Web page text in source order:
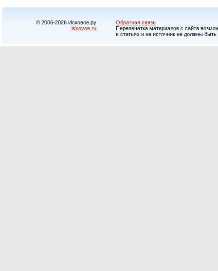
© 2006-2026 Исковое.ру
iskovoe.ru
Обратная связь
Перепечатка материалов с сайта
в статьях и на источник не должны